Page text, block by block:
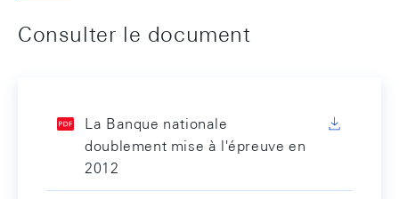
Consulter le document
La Banque nationale
doublement mise à l'épreuve en
2012